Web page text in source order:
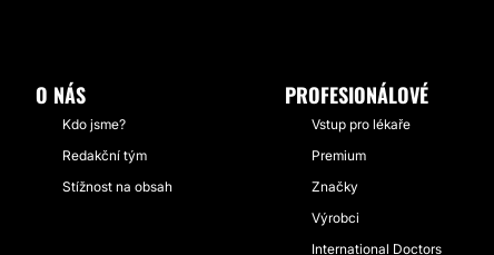
O NÁS
Kdo jsme?
Redakční tým
Stížnost na obsah
PROFESIONÁLOVÉ
Vstup pro lékaře
Premium
Značky
Výrobci
International Doctors